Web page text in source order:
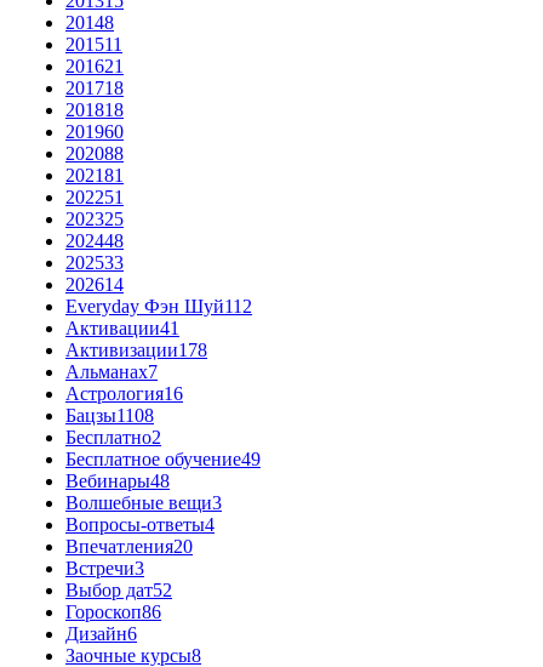
20148
201511
201621
201718
201818
201960
202088
202181
202251
202325
202448
202533
202614
Everyday Фэн Шуй112
Активации41
Активизации178
Альманах7
Астрология16
Бацзы1108
Бесплатно2
Бесплатное обучение49
Вебинары48
Волшебные вещи3
Вопросы-ответы4
Впечатления20
Встречи3
Выбор дат52
Гороскоп86
Дизайн6
Заочные курсы8